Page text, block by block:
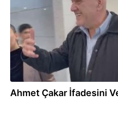
Ahmet Çakar İfadesini